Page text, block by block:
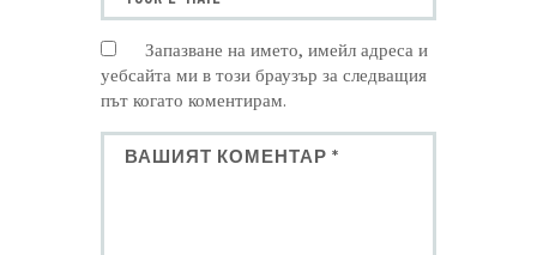
Запазване на името, имейл адреса и
уебсайта ми в този браузър за следващия
път когато коментирам.